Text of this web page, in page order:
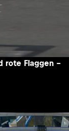
rote Flaggen –